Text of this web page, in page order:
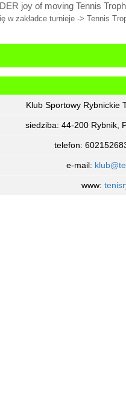
joy of moving Tennis
w zakładce turnieje -> Tennis
Klub Sportowy Rybnickie
siedziba: 44-200 Rybnik,
telefon:
e-mail:
www: